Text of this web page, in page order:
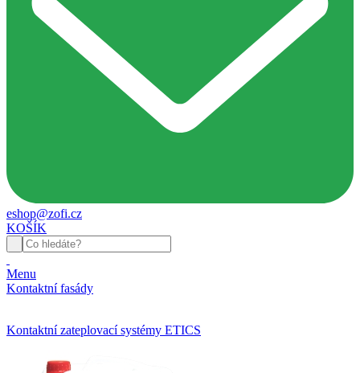
eshop@zofi.cz
KOŠÍK
Menu
Kontaktní fasády
Kontaktní zateplovací systémy ETICS